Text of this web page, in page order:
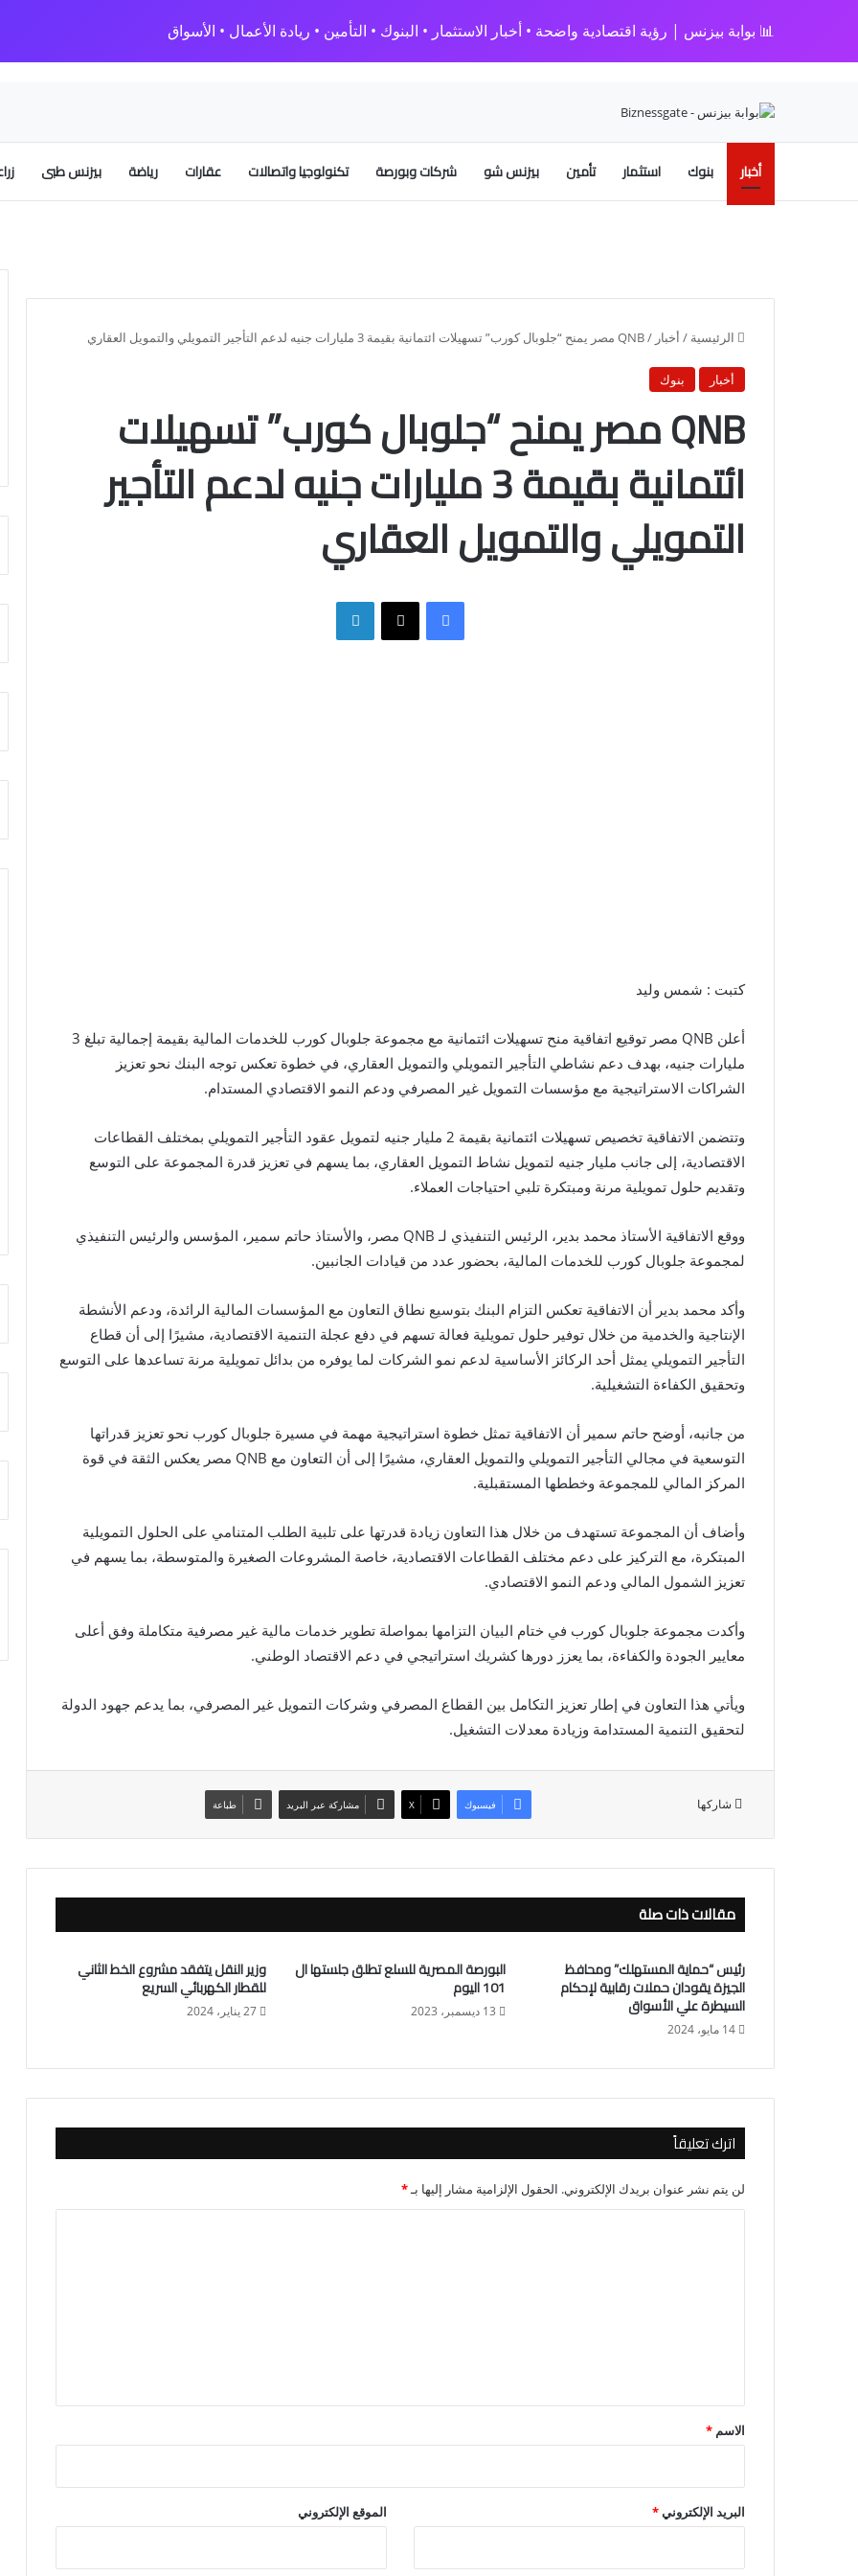
📊 بوابة بيزنس | رؤية اقتصادية واضحة • أخبار الاستثمار • البنوك • التأمين • ريادة الأعمال • الأسواق
أخبار بنوك استثمار تأمين بيزنس شو شركات وبورصة تكنولوجيا واتصالات عقارات رياضة بيزنس طبى
الرئيسية / أخبار /QNB مصر يمنح “جلوبال كورب” تسهيلات ائتمانية بقيمة 3 مليارات جنيه لدعم التأجير التمويلي والتمويل العقاري
أخبار بنوك
QNB مصر يمنح “جلوبال كورب” تسهيلات
ائتمانية بقيمة 3 مليارات جنيه لدعم التأجير
التمويلي والتمويل العقاري
فيسبوك X
كتبت : شمس وليد
أعلن QNB مصر توقيع اتفاقية منح تسهيلات ائتمانية مع مجموعة جلوبال كورب للخدمات المالية بقيمة إجمالية تبلغ 3
مليارات جنيه، بهدف دعم نشاطي التأجير التمويلي والتمويل العقاري، في خطوة تعكس توجه البنك نحو تعزيز
الشراكات الاستراتيجية مع مؤسسات التمويل غير المصرفي ودعم النمو الاقتصادي المستدام.
وتتضمن الاتفاقية تخصيص تسهيلات ائتمانية بقيمة 2 مليار جنيه لتمويل عقود التأجير التمويلي بمختلف القطاعات
الاقتصادية، إلى جانب مليار جنيه لتمويل نشاط التمويل العقاري، بما يسهم في تعزيز قدرة المجموعة على التوسع
وتقديم حلول تمويلية مرنة ومبتكرة تلبي احتياجات العملاء.
ووقع الاتفاقية الأستاذ محمد بدير، الرئيس التنفيذي لـ QNB مصر، والأستاذ حاتم سمير، المؤسس والرئيس التنفيذي
لمجموعة جلوبال كورب للخدمات المالية، بحضور عدد من قيادات الجانبين.
وأكد محمد بدير أن الاتفاقية تعكس التزام البنك بتوسيع نطاق التعاون مع المؤسسات المالية الرائدة، ودعم الأنشطة
الإنتاجية والخدمية من خلال توفير حلول تمويلية فعالة تسهم في دفع عجلة التنمية الاقتصادية، مشيرًا إلى أن قطاع
التأجير التمويلي يمثل أحد الركائز الأساسية لدعم نمو الشركات لما يوفره من بدائل تمويلية مرنة تساعدها على التوسع
وتحقيق الكفاءة التشغيلية.
من جانبه، أوضح حاتم سمير أن الاتفاقية تمثل خطوة استراتيجية مهمة في مسيرة جلوبال كورب نحو تعزيز قدراتها
التوسعية في مجالي التأجير التمويلي والتمويل العقاري، مشيرًا إلى أن التعاون مع QNB مصر يعكس الثقة في قوة
المركز المالي للمجموعة وخططها المستقبلية.
وأضاف أن المجموعة تستهدف من خلال هذا التعاون زيادة قدرتها على تلبية الطلب المتنامي على الحلول التمويلية
المبتكرة، مع التركيز على دعم مختلف القطاعات الاقتصادية، خاصة المشروعات الصغيرة والمتوسطة، بما يسهم في
تعزيز الشمول المالي ودعم النمو الاقتصادي.
وأكدت مجموعة جلوبال كورب في ختام البيان التزامها بمواصلة تطوير خدمات مالية غير مصرفية متكاملة وفق أعلى
معايير الجودة والكفاءة، بما يعزز دورها كشريك استراتيجي في دعم الاقتصاد الوطني.
ويأتي هذا التعاون في إطار تعزيز التكامل بين القطاع المصرفي وشركات التمويل غير المصرفي، بما يدعم جهود الدولة
لتحقيق التنمية المستدامة وزيادة معدلات التشغيل.
شاركها فيسبوك X مشاركة عبر البريد طباعة
مقالات ذات صلة
رئيس “حماية المستهلك” ومحافظ
الجيزة يقودان حملات رقابية لإحكام
السيطرة علي الأسواق
14 مايو، 2024
البورصة المصرية للسلع تطلق جلستها ال
101 اليوم
13 ديسمبر، 2023
وزير النقل يتفقد مشروع الخط الثاني
للقطار الكهربائي السريع
27 يناير، 2024
اترك تعليقاً
لن يتم نشر عنوان بريدك الإلكتروني. الحقول الإلزامية مشار إليها بـ*
*
الاسم *
البريد الإلكتروني* الموقع الإلكتروني